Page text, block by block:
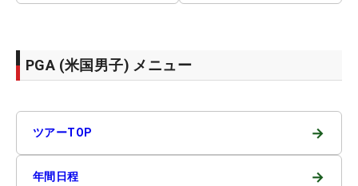
PGA (米国男子) メニュー
ツアーTOP →
年間日程 →